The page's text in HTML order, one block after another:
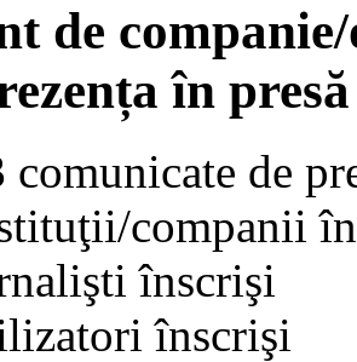
de
în
comunicate de
companii
înscrişi
înscrişi